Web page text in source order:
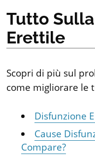
Tutto
Erettile
Scopri di più sul
come migliorare le
Disfunzione
Cause
Compare?